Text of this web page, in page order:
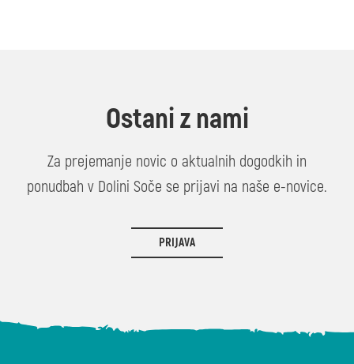
Ostani z nami
Za prejemanje novic o aktualnih dogodkih in
ponudbah v Dolini Soče se prijavi na naše e-novice.
PRIJAVA